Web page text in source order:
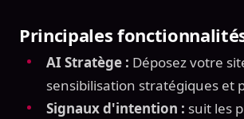
Principales
AI Stratège : Déposez votre
sensibilisation stratégiques et
Signaux d'intention : suit les